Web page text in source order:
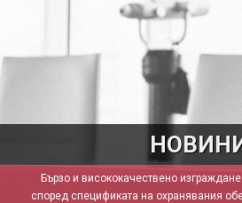
Бързо и висококачествено
според спецификата на охранявания